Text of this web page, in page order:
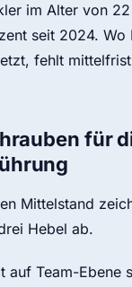
im Alter von
seit 2024. Wo
fehlt
für
Mittelstand
Hebel ab.
auf Team-Ebene